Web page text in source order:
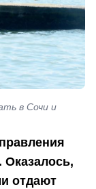
в Сочи и
Оказалось,
отдают